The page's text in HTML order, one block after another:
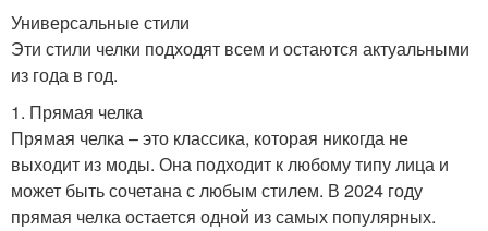
Универсальные стили
Эти стили челки подходят всем и остаются актуальными
из года в год.
1. Прямая челка
Прямая челка – это классика, которая никогда не
выходит из моды. Она подходит к любому типу лица и
может быть сочетана с любым стилем. В 2024 году
прямая челка остается одной из самых популярных.